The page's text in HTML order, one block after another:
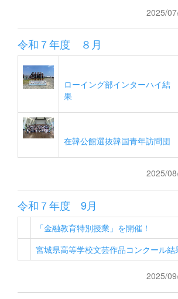
2025/
令和７年度 ８月
ローイング部インターハイ結
果
在韓公館選抜韓国青年訪問団
2025/
令和７年度 9月
「金融教育特別授業」を開催！
宮城県高等学校文芸作品コンクール結
2025/